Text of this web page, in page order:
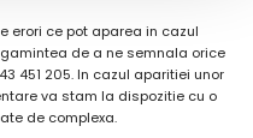
erori ce pot aparea in cazul
de a ne semnala orice
451 205. In cazul aparitiei unor
va stam la dispozitie cu o
de complexa.